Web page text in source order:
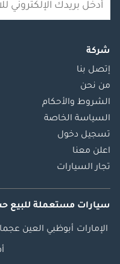
شركة
إتصل بنا
من نحن
الشروط والأحكام
السياسة الخاصة
تسجيل دخول
اعلن معنا
تجار السيارات
سيارات مستعملة للبيع
الإمارات أبوظبي العين